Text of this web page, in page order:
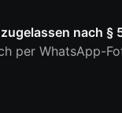
nach §
per WhatsApp-